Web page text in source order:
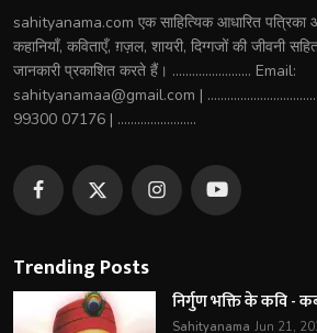
sahityanama.com एक साहित्यिक आधारित पत्रिका
कहानियाँ, कविताएँ, ग़ज़ल, शायरी, दिग्गजों की जीवनी
जानकारी प्रकाशित करते हैं। ........................ Email:
sahityanamaa@gmail.com |
99300 07176 | ........................
Trending Posts
निर्गुण भक्ति के कवि -
Sahityanama Jun 21,